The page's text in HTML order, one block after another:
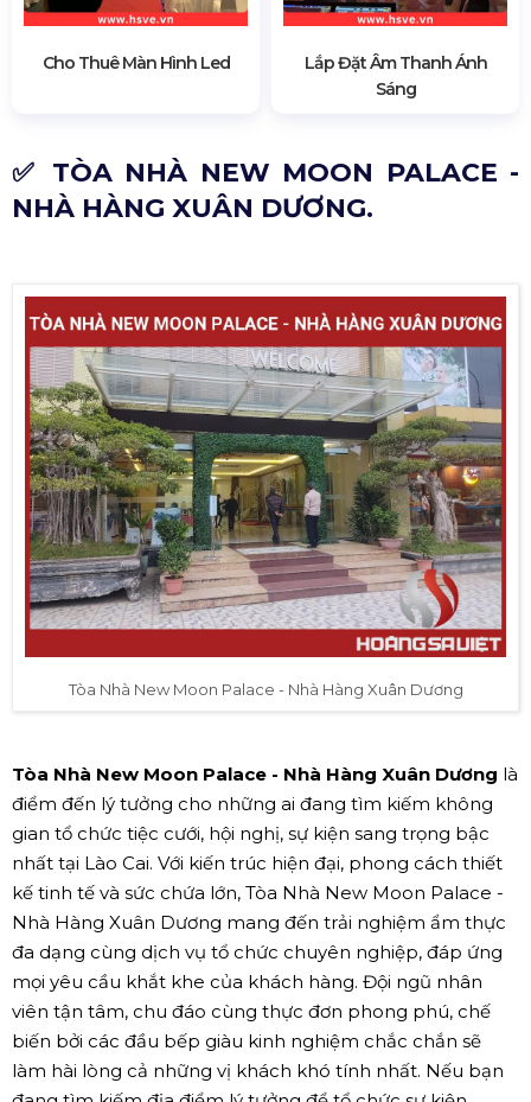
Cho Thuê Màn Hình Led
Lắp Đặt Âm Thanh Ánh
Sáng
✅ TÒA NHÀ NEW MOON PALACE -
NHÀ HÀNG XUÂN DƯƠNG.
Tòa Nhà New Moon Palace - Nhà Hàng Xuân Dương
Tòa Nhà New Moon Palace - Nhà Hàng Xuân Dương là
điểm đến lý tưởng cho những ai đang tìm kiếm không
gian tổ chức tiệc cưới, hội nghị, sự kiện sang trọng bậc
nhất tại Lào Cai. Với kiến trúc hiện đại, phong cách thiết
kế tinh tế và sức chứa lớn, Tòa Nhà New Moon Palace -
Nhà Hàng Xuân Dương mang đến trải nghiệm ẩm thực
đa dạng cùng dịch vụ tổ chức chuyên nghiệp, đáp ứng
mọi yêu cầu khắt khe của khách hàng. Đội ngũ nhân
viên tận tâm, chu đáo cùng thực đơn phong phú, chế
biến bởi các đầu bếp giàu kinh nghiệm chắc chắn sẽ
làm hài lòng cả những vị khách khó tính nhất. Nếu bạn